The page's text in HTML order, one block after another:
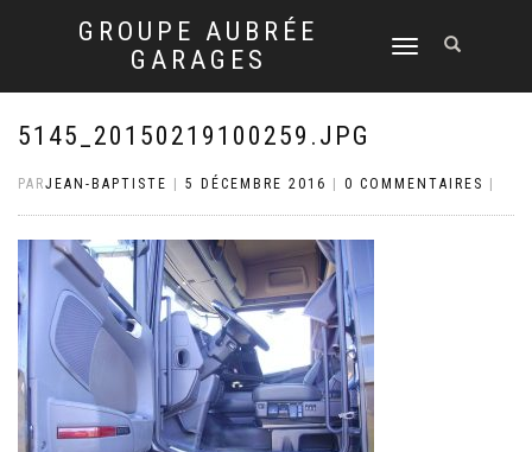
GROUPE AUBRÉE
GARAGES
DÉPLIER
NAVIGATION
5145_20150219100259.JPG
PARJEAN-BAPTISTE 5 DÉCEMBRE 2016 0 COMMENTAIRES